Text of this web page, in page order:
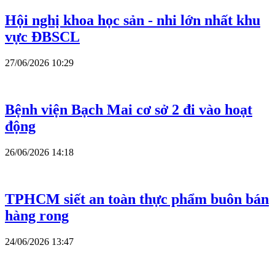
Hội nghị khoa học sản - nhi lớn nhất khu
vực ĐBSCL
27/06/2026 10:29
Bệnh viện Bạch Mai cơ sở 2 đi vào hoạt
động
26/06/2026 14:18
TPHCM siết an toàn thực phẩm buôn bán
hàng rong
24/06/2026 13:47